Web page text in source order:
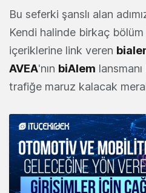
Bu seferki şanslı alan
Kendi halinde birkaç
içeriklerine link veren
AVEA'nın biAlem
trafiğe maruz kalacak